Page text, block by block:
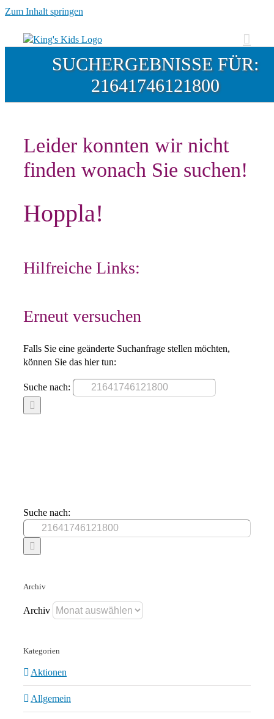
Zum Inhalt springen
SUCHERGEBNISSE FÜR:
21641746121800
Leider konnten wir nicht
finden wonach Sie suchen!
Hoppla!
Hilfreiche Links:
Erneut versuchen
Falls Sie eine geänderte Suchanfrage stellen möchten,
können Sie das hier tun:
Suche nach:
Suche nach:
Archiv
Archiv
Kategorien
Aktionen
Allgemein